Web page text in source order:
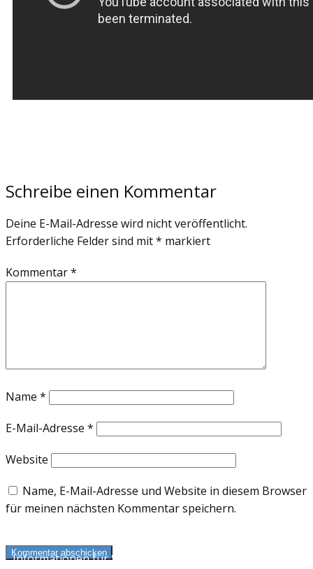
Schreibe einen Kommentar
Deine E-Mail-Adresse wird nicht veröffentlicht.
Erforderliche Felder sind mit* markiert
Kommentar*
Name *
E-Mail-Adresse *
Website
Name, E-Mail-Adresse und Website in diesem Browser
für meinen nächsten Kommentar speichern.
Kommentar abschicken
Informationen für Selbstzahler